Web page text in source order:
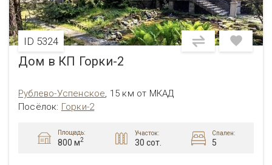
ID 5324
Дом в КП Горки-2
Рублево-Успенское, 15 км от МКАД
Посёлок: Горки-2
Площадь:
800 м2
Участок:
30 сот.
Спален:
5